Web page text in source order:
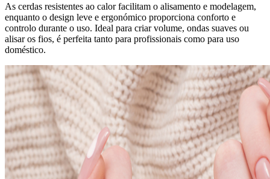
As cerdas resistentes ao calor facilitam o alisamento e modelagem,
enquanto o design leve e ergonómico proporciona conforto e
controlo durante o uso. Ideal para criar volume, ondas suaves ou
alisar os fios, é perfeita tanto para profissionais como para uso
doméstico.